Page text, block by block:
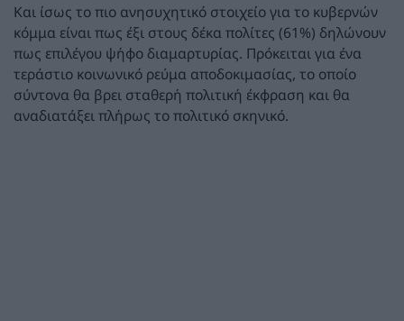
Και ίσως το πιο ανησυχητικό στοιχείο για το κυβερνών
κόμμα είναι πως έξι στους δέκα πολίτες (61%) δηλώνουν
πως επιλέγου ψήφο διαμαρτυρίας. Πρόκειται για ένα
τεράστιο κοινωνικό ρεύμα αποδοκιμασίας, το οποίο
σύντονα θα βρει σταθερή πολιτική έκφραση και θα
αναδιατάξει πλήρως το πολιτικό σκηνικό.